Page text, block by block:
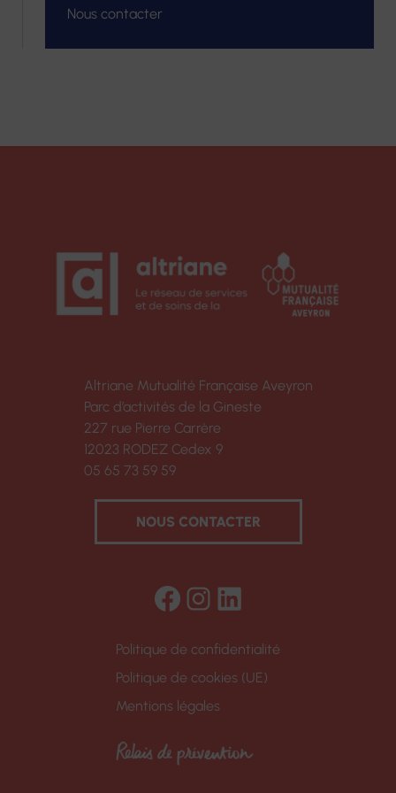
Nous contacter
Altriane Mutualité Française Aveyron
Parc d’activités de la Gineste
227 rue Pierre Carrère
12023 RODEZ Cedex 9
05 65 73 59 59
NOUS CONTACTER
Facebook
Instagram
LinkedIn
Politique de confidentialité
Politique de cookies (UE)
Mentions légales